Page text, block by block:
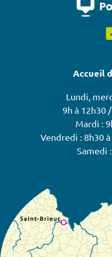
Accueil
Lundi,
9h à 12h30
Mardi :
Vendredi : 8h30
Samedi